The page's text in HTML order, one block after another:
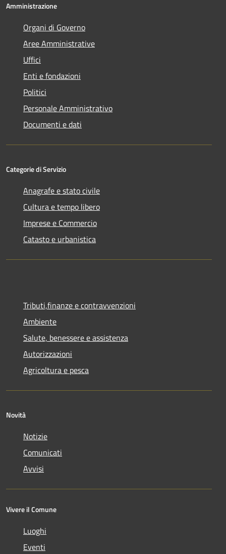
Amministrazione
Organi di Governo
Aree Amministrative
Uffici
Enti e fondazioni
Politici
Personale Amministrativo
Documenti e dati
Categorie di Servizio
Anagrafe e stato civile
Cultura e tempo libero
Imprese e Commercio
Catasto e urbanistica
Tributi,finanze e contravvenzioni
Ambiente
Salute, benessere e assistenza
Autorizzazioni
Agricoltura e pesca
Novità
Notizie
Comunicati
Avvisi
Vivere il Comune
Luoghi
Eventi